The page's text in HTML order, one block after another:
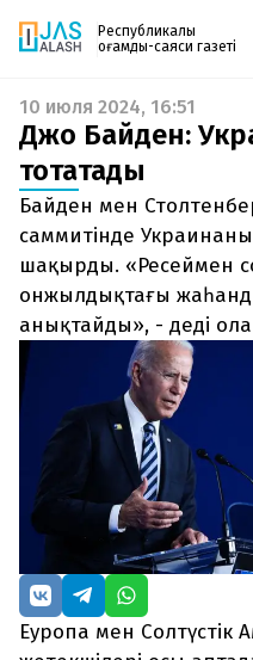
Республикалық
қоғамдық-саяси газеті
Жаңалықтар
Спорт
Live
Руханият
Аймақ
Архив
Заң және тәртіп
Редакциямен байланыс
+7 708 604 51 06
Жарнама бөлімі
+7 701 220 64 52
Пошта
Газетке жазылу
PDF форматтағы газетті
поштаңызға алып
шыққан сәтте сізге бірден
енгізіңіз, біз қалғанын
10 июля 2024, 16:51
Джо Байден:
тоқтатады
Байден мен
саммитінде
шақырды. «Ресеймен
онжылдықтағы
анықтайды», - деді
Еуропа мен Солтүстік